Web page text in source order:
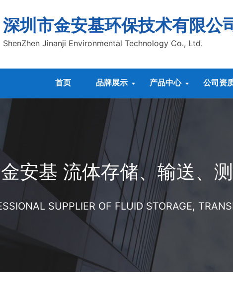
深圳市金安基环保技术有限公
ShenZhen Jinanji Environmental Technology Co., Ltd.
首页 品牌展示  产品中心  公司资
金安基 流体存储、输送、
SUPPLIER OF FLUID STORAGE,